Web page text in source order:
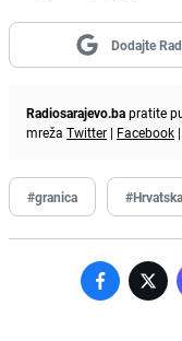
Dodajte
Radiosarajevo.bapratite
mreža Twitter | Facebook |
#granica #Hrvatska